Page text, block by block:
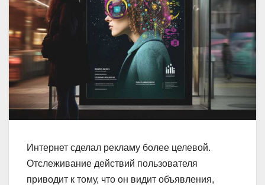
Интернет сделал рекламу более целевой.
Отслеживание действий пользователя
приводит к тому, что он видит объявления,